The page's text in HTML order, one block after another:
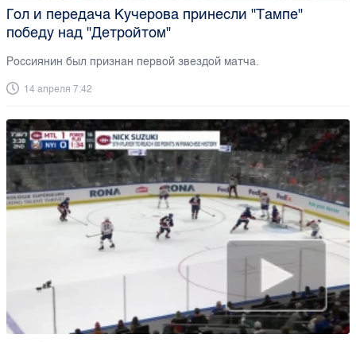
Гол и передача Кучерова принесли "Тампе"
победу над "Детройтом"
Россиянин был признан первой звездой матча.
14 апреля 7:42